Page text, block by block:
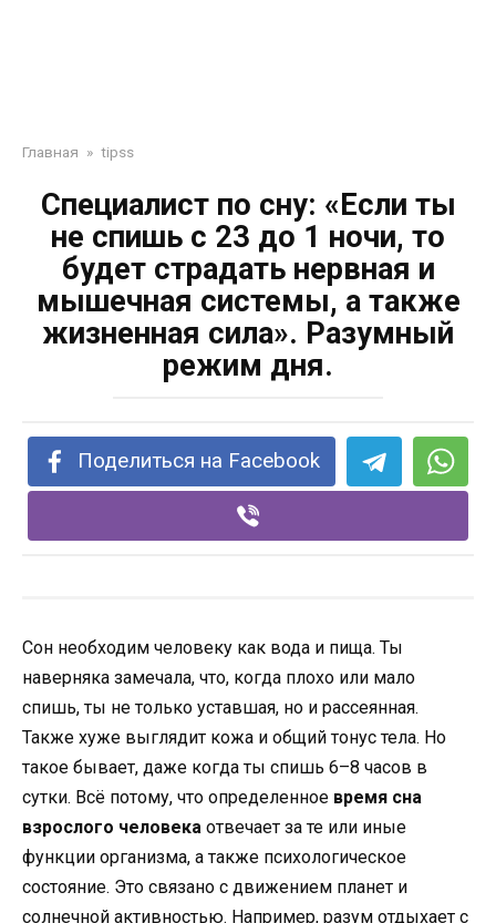
Главная » tipss
Специалист по сну: «Если ты
не спишь с 23 до 1 ночи, то
будет страдать нервная и
мышечная системы, а также
жизненная сила». Разумный
режим дня.
Поделиться на Facebook
Сон необходим человеку как вода и пища. Ты
наверняка замечала, что, когда плохо или мало
спишь, ты не только уставшая, но и рассеянная.
Также хуже выглядит кожа и общий тонус тела. Но
такое бывает, даже когда ты спишь 6–8 часов в
сутки. Всё потому, что определенное время сна
взрослого человека отвечает за те или иные
функции организма, а также психологическое
состояние. Это связано с движением планет и
солнечной активностью. Например, разум отдыхает с